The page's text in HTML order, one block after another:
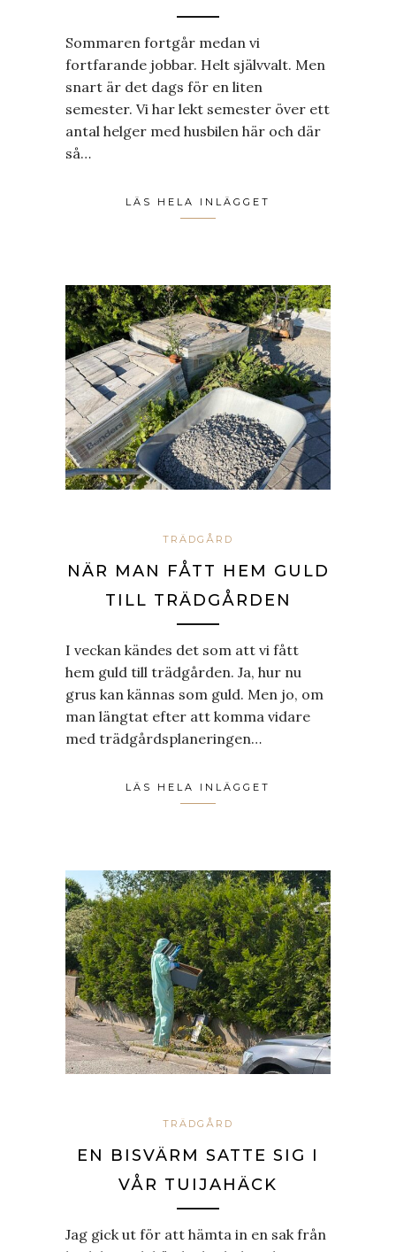
Sommaren fortgår medan vi
fortfarande jobbar. Helt självvalt. Men
snart är det dags för en liten
semester. Vi har lekt semester över ett
antal helger med husbilen här och där
så…
LÄS HELA INLÄGGET
TRÄDGÅRD
NÄR MAN FÅTT HEM GULD
TILL TRÄDGÅRDEN
I veckan kändes det som att vi fått
hem guld till trädgården. Ja, hur nu
grus kan kännas som guld. Men jo, om
man längtat efter att komma vidare
med trädgårdsplaneringen…
LÄS HELA INLÄGGET
TRÄDGÅRD
EN BISVÄRM SATTE SIG I
VÅR TUIJAHÄCK
Jag gick ut för att hämta in en sak från